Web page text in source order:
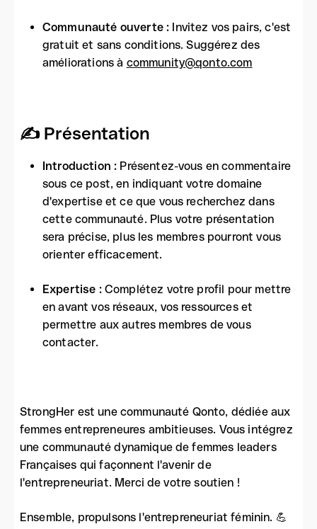
Communauté ouverte : Invitez vos pairs, c'est
gratuit et sans conditions. Suggérez des
améliorations à community@qonto.com
✍ Présentation
Introduction : Présentez-vous en commentaire
sous ce post, en indiquant votre domaine
d'expertise et ce que vous recherchez dans
cette communauté. Plus votre présentation
sera précise, plus les membres pourront vous
orienter efficacement.
Expertise : Complétez votre profil pour mettre
en avant vos réseaux, vos ressources et
permettre aux autres membres de vous
contacter.
StrongHer est une communauté Qonto, dédiée aux
femmes entrepreneures ambitieuses. Vous intégrez
une communauté dynamique de femmes leaders
Françaises qui façonnent l'avenir de
l'entrepreneuriat. Merci de votre soutien !
Ensemble, propulsons l'entrepreneuriat féminin. 💪